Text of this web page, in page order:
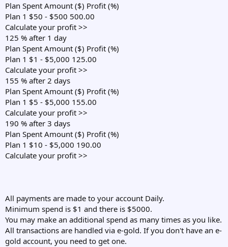
Plan Spent Amount ($) Profit (%)
Plan 1 $50 - $500 500.00
Calculate your profit >>
125 % after 1 day
Plan Spent Amount ($) Profit (%)
Plan 1 $1 - $5,000 125.00
Calculate your profit >>
155 % after 2 days
Plan Spent Amount ($) Profit (%)
Plan 1 $5 - $5,000 155.00
Calculate your profit >>
190 % after 3 days
Plan Spent Amount ($) Profit (%)
Plan 1 $10 - $5,000 190.00
Calculate your profit >>
All payments are made to your account Daily.
Minimum spend is $1 and there is $5000.
You may make an additional spend as many times as you like.
All transactions are handled via e-gold. If you don't have an e-
gold account, you need to get one.